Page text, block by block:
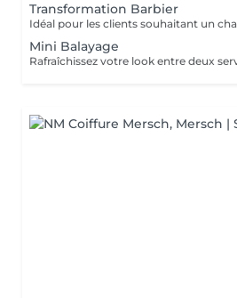
Transformation Barbier
Mini Balayage